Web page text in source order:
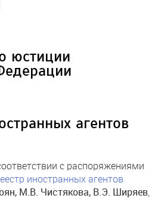
юстиции
агентов
с распоряжениями
иностранных агентов
М.В. Чистякова, В.Э. Ширяев